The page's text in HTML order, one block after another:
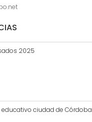
2025
educativo ciudad de Córdoba